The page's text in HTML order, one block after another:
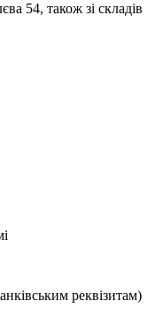
54, також зі складів
реквізитам)